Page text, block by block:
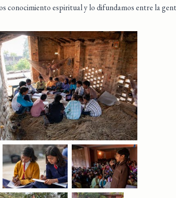
conocimiento espiritual y lo difundamos entre la